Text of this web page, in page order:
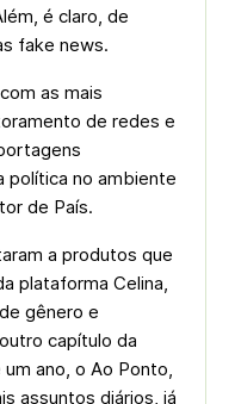
é claro, de
fake news.
as mais
de redes e
política no ambiente
de País.
a produtos que
plataforma Celina,
gênero e
capítulo da
ano, o Ao Ponto,
assuntos diários, já